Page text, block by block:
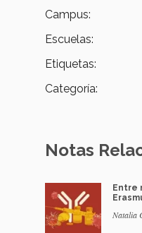
Campus:
Escuelas:
Etiquetas:
Categoría:
Notas
Entre
Natalia